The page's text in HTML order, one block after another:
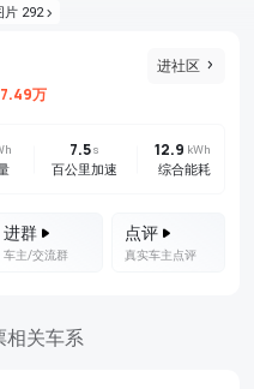
片 292
进社区
万
7.5s
百公里加速
12.9 kWh
综合能耗
进群
车主/交流群
点评
真实车主点评
相关车系